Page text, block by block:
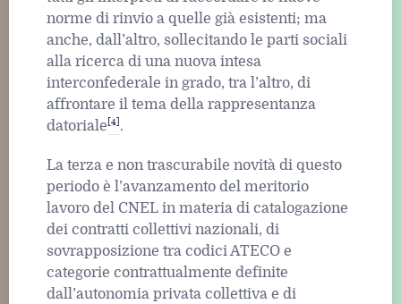
norme di rinvio a quelle già esistenti; ma
anche, dall’altro, sollecitando le parti sociali
alla ricerca di una nuova intesa
interconfederale in grado, tra l’altro, di
affrontare il tema della rappresentanza
datoriale [4] .
La terza e non trascurabile novità di questo
periodo è l’avanzamento del meritorio
lavoro del CNEL in materia di catalogazione
dei contratti collettivi nazionali, di
sovrapposizione tra codici ATECO e
categorie contrattualmente definite
dall’autonomia privata collettiva e di